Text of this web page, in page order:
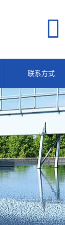
联系方式